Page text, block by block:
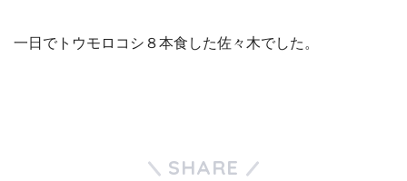
一日でトウモロコシ８本食した佐々木でした。
SHARE